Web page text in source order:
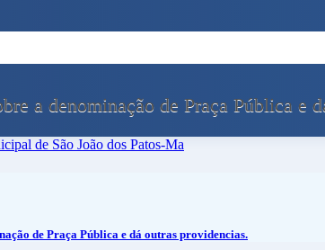
a denominação de Praça Pública e
de Praça Pública e dá outras providencias.